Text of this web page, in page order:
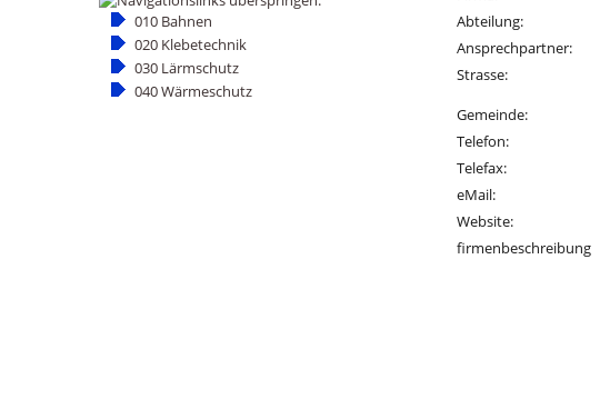
010 Bahnen
020 Klebetechnik
030 Lärmschutz
040 Wärmeschutz
Abteilung:
Ansprechpartner:
Strasse:
Gemeinde:
Telefon:
Telefax:
eMail:
Website:
firmenbeschreibung